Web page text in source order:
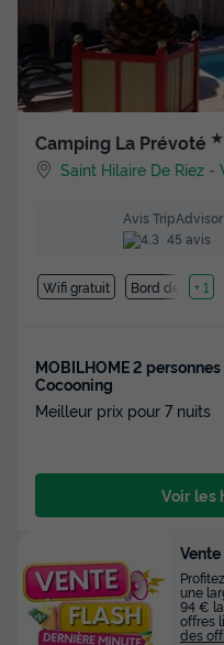
Camping La Prévoté
Saint Hilaire De Riez -
Avis TripAdvisor
45 avis
Wifi gratuit Bord de mer
+ 1
MOBILHOME 2
Cocooning
Meilleur prix pour 7 nuits
Voir les
une
94 €
offres
des